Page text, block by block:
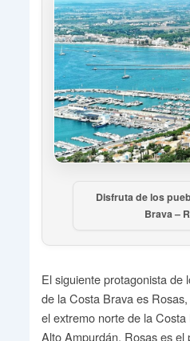
Disfruta de los
Brava –
El siguiente protagonista de
de la Costa Brava es
el extremo norte de la
Alto Ampurdán. Rosas es el